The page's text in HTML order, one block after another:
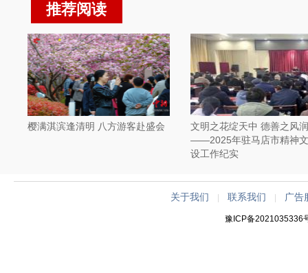
推荐阅读
樱满淇滨逢清明 八方游客赴盛会
文明之花绽天中 德善之风
——2025年驻马店市精神
设工作纪实
关于我们 |联系我们 广告
豫ICP备2021035336